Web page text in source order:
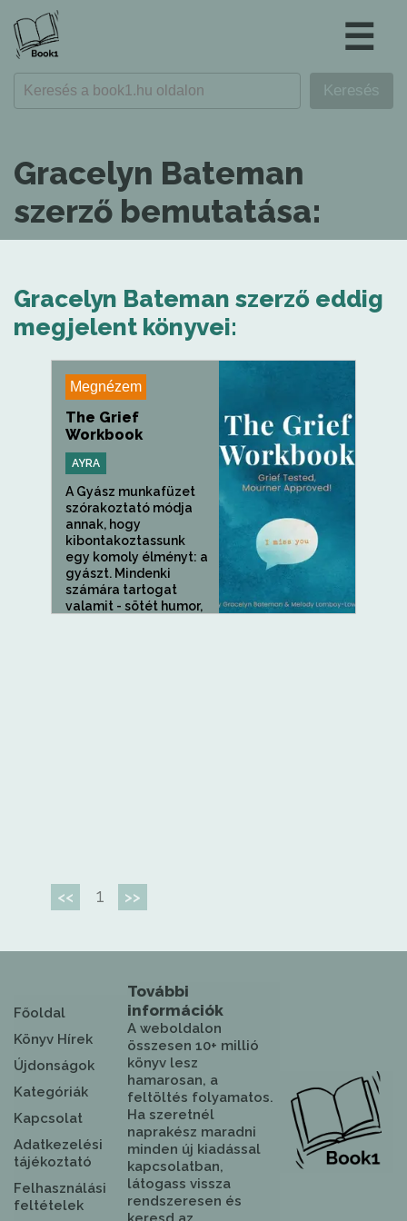
☰
Gracelyn Bateman
szerző bemutatása:
Gracelyn Bateman szerző eddig
megjelent könyvei:
Megnézem
The Grief
Workbook
AYRA
A Gyász munkafüzet
szórakoztató módja
annak, hogy
kibontakoztassunk
egy komoly élményt: a
gyászt. Mindenki
számára tartogat
valamit - sötét humor,
<< 1 >>
Főoldal
Könyv Hírek
Újdonságok
Kategóriák
Kapcsolat
Adatkezelési
tájékoztató
Felhasználási
feltételek
További
információk
A weboldalon
összesen 10+ millió
könyv lesz
hamarosan, a
feltöltés folyamatos.
Ha szeretnél
naprakész maradni
minden új kiadással
kapcsolatban,
látogass vissza
rendszeresen és